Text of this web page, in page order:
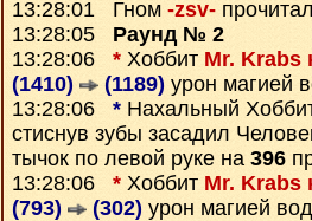
13:28:01 Гном -zsv-
13:28:05 Раунд № 2
13:28:06 * Хоббит Mr. Krabs
(1410)
(1189) урон магией
13:28:06 * Нахальный
стиснув зубы засадил
тычок по левой руке на 396
13:28:06 * Хоббит Mr. Krabs
(793)
(302) урон магией